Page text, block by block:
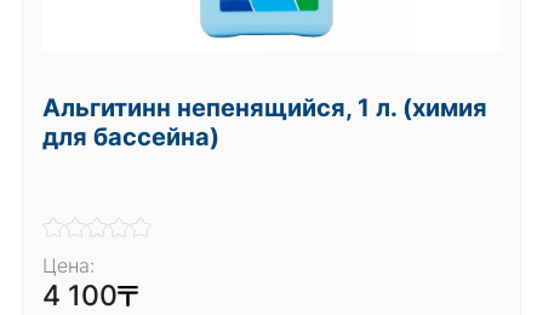
Альгитинн непенящийся, 1 л. (химия
для бассейна)
Цена:
4 100